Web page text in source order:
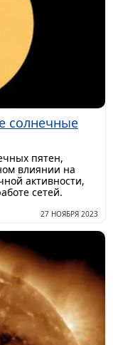
солнечные
пятен,
влиянии на
активности,
сетей.
27 НОЯБРЯ 2023